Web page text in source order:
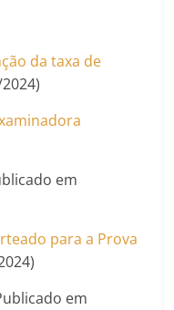
da taxa de
em
para a Prova
em